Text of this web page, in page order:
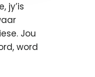
jy’is
Jou
word